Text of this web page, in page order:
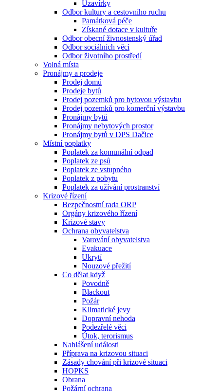
Uzavírky
Odbor kultury a cestovního ruchu
Památková péče
Získané dotace v kultuře
Odbor obecní živnostenský úřad
Odbor sociálních věcí
Odbor životního prostředí
Volná místa
Pronájmy a prodeje
Prodej domů
Prodeje bytů
Prodej pozemků pro bytovou výstavbu
Prodej pozemků pro komerční výstavbu
Pronájmy bytů
Pronájmy nebytových prostor
Pronájmy bytů v DPS Dačice
Místní poplatky
Poplatek za komunální odpad
Poplatek ze psů
Poplatek ze vstupného
Poplatek z pobytu
Poplatek za užívání prostranství
Krizové řízení
Bezpečnostní rada ORP
Orgány krizového řízení
Krizové stavy
Ochrana obyvatelstva
Varování obyvatelstva
Evakuace
Ukrytí
Nouzové přežití
Co dělat když
Povodně
Blackout
Požár
Klimatické jevy
Dopravní nehoda
Podezřelé věci
Útok, terorismus
Nahlášení události
Příprava na krizovou situaci
Zásady chování při krizové situaci
HOPKS
Obrana
Požární ochrana